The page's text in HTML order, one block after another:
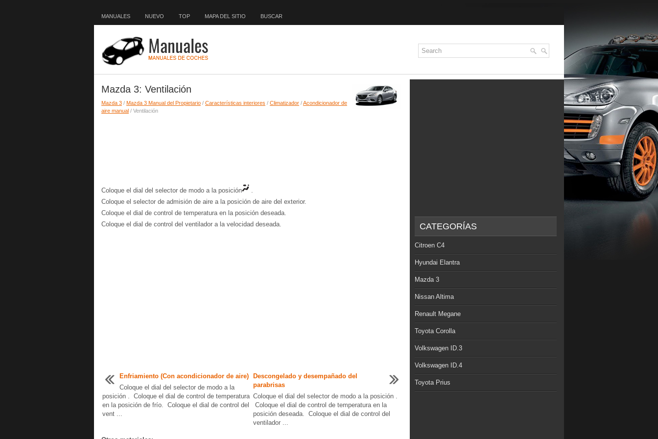
MANUALES NUEVO TOP MAPA DEL SITIO BUSCAR
Mazda 3: Ventilación
Mazda 3 / Mazda 3 Manual del Propietario / Características interiores / Climatizador /Acondicionador de
aire manual / Ventilación
Coloque el dial del selector de modo a la posición
.
Coloque el selector de admisión de aire a la posición de aire del exterior.
Coloque el dial de control de temperatura en la posición deseada.
Coloque el dial de control del ventilador a la velocidad deseada.
Enfriamiento (Con acondicionador de aire)
Coloque el dial del selector de modo a la
posición . Coloque el dial de control de temperatura
en la posición de frío. Coloque el dial de control del
vent ...
Descongelado y desempañado del
parabrisas
Coloque el dial del selector de modo a la posición .
Coloque el dial de control de temperatura en la
posición deseada. Coloque el dial de control del
ventilador ...
CATEGORÍAS
Citroen C4
Hyundai Elantra
Mazda 3
Nissan Altima
Renault Megane
Toyota Corolla
Volkswagen ID.3
Volkswagen ID.4
Toyota Prius